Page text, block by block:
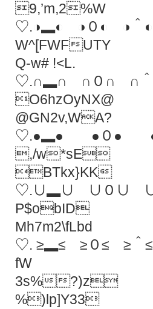
9,’m,2%W
♡.◑▂◐ ◑０◐ ◑
W^[FWFUTY
Q-w# !<L.
♡.∩▂∩ ∩０∩ ∩
O6hzOyNX@
@GN2v,WA?
♡.●▂● ●０●
,/w*sE
BTkx}KK
♡.∪▂∪ ∪０∪
P$obID
Mh7m2\fLbd
♡. ≥▂≤ ≥０≤ ≥＾
fW
3s%?)z
%)lp]Y33